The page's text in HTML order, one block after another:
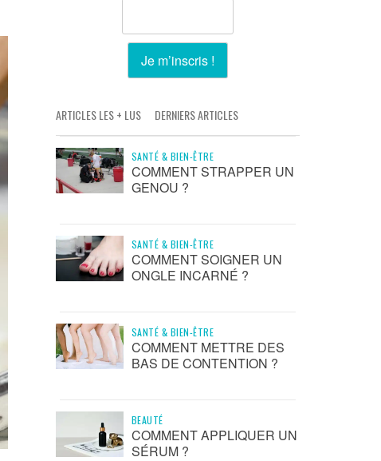
ARTICLES LES + LUS DERNIERS ARTICLES
SANTÉ & BIEN-ÊTRE
COMMENT STRAPPER UN
GENOU ?
SANTÉ & BIEN-ÊTRE
COMMENT SOIGNER UN
ONGLE INCARNÉ ?
SANTÉ & BIEN-ÊTRE
COMMENT METTRE DES
BAS DE CONTENTION ?
BEAUTÉ
COMMENT APPLIQUER UN
SÉRUM ?